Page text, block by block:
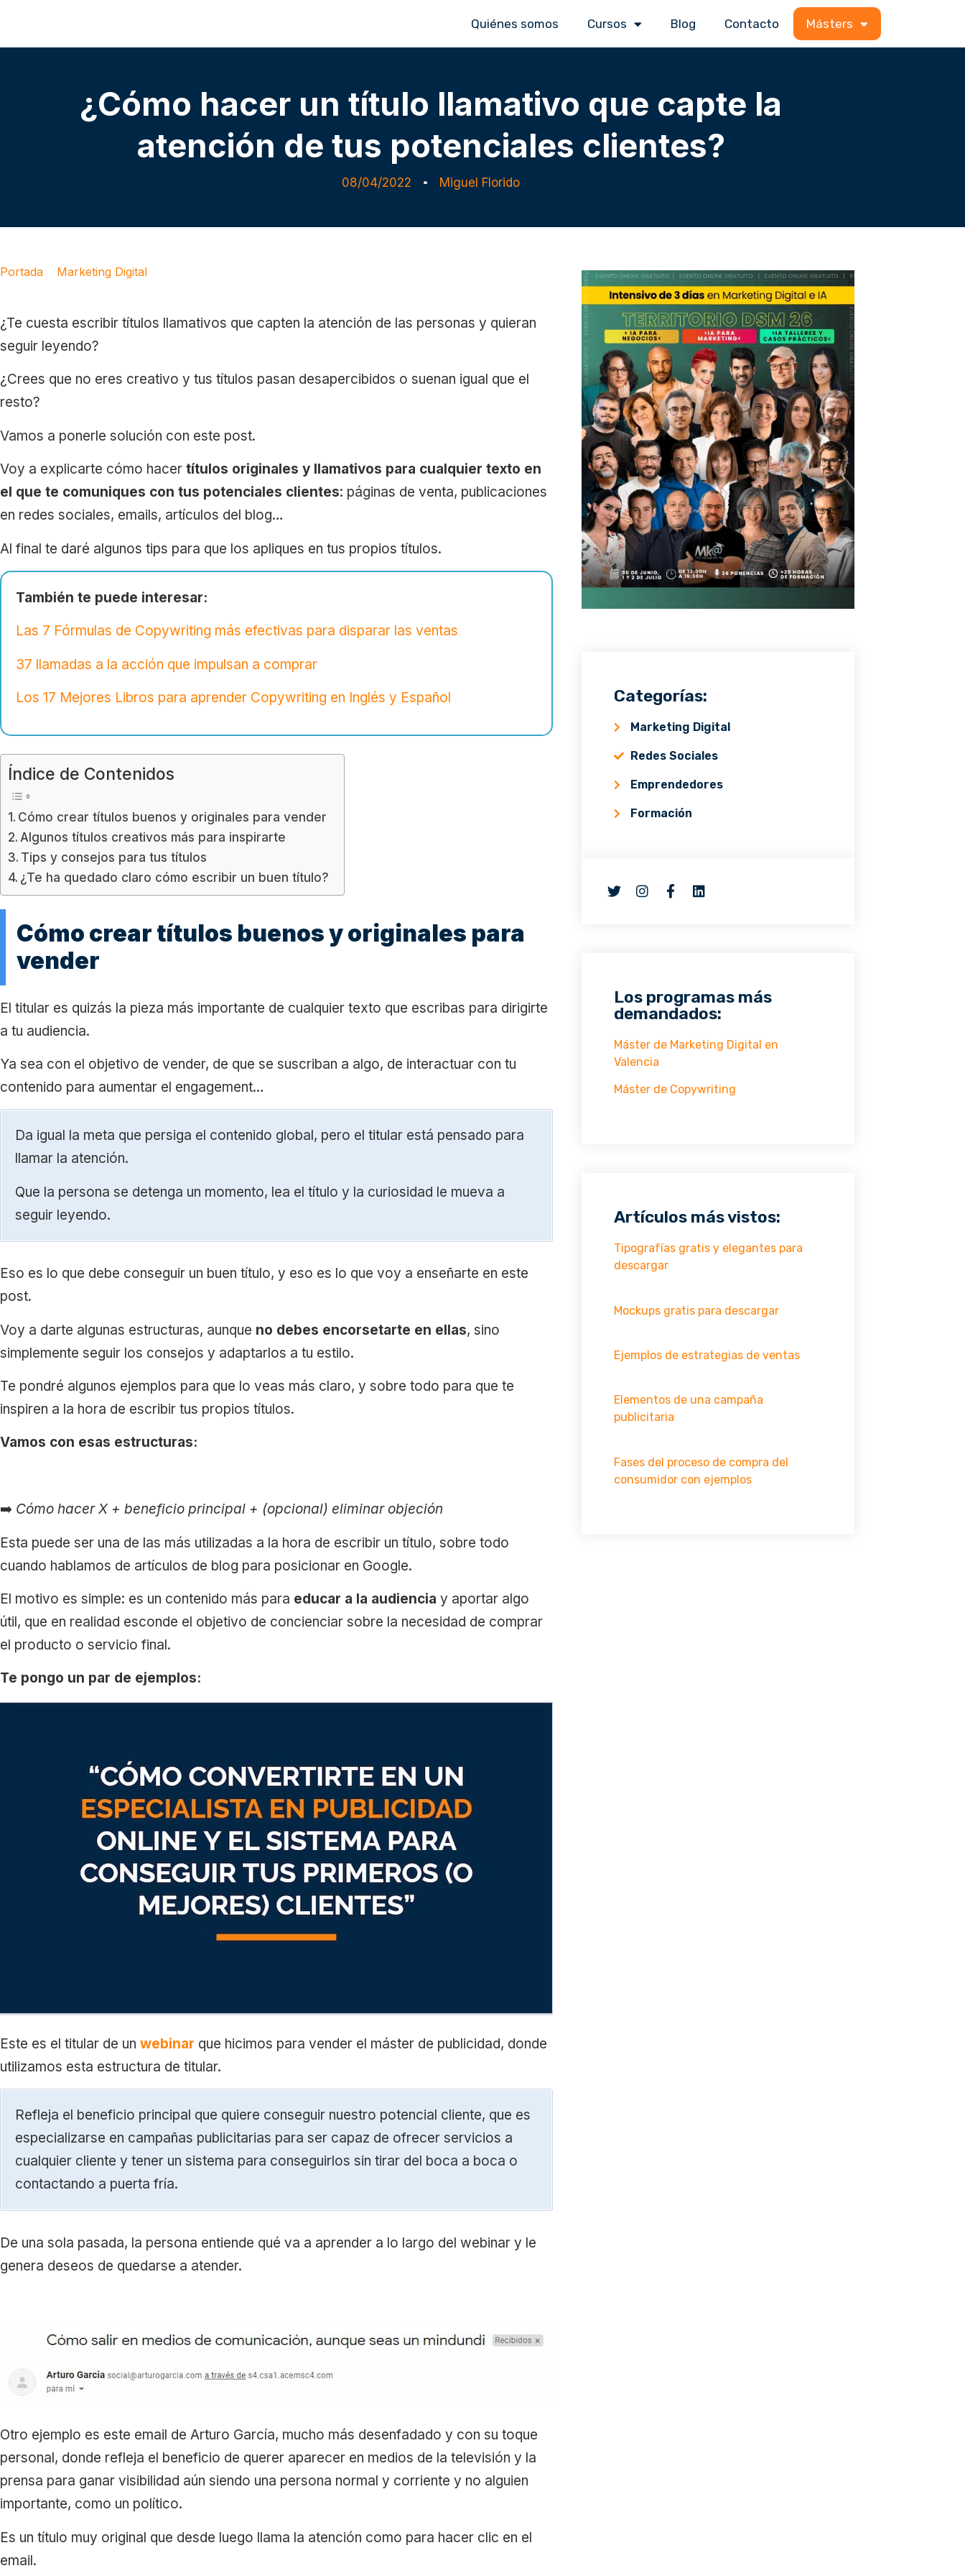
Quiénes somos Cursos Blog Contacto Másters
¿Cómo hacer un título llamativo que capte la
atención de tus potenciales clientes?
08/04/2022 Miguel Florido
Portada Marketing Digital
¿Te cuesta escribir títulos llamativos que capten la atención de las personas y quieran
seguir leyendo?
¿Crees que no eres creativo y tus títulos pasan desapercibidos o suenan igual que el
resto?
Vamos a ponerle solución con este post.
Voy a explicarte cómo hacer títulos originales y llamativos para cualquier texto en
el que te comuniques con tus potenciales clientes: páginas de venta, publicaciones
en redes sociales, emails, artículos del blog…
Al final te daré algunos tips para que los apliques en tus propios títulos.
También te puede interesar:
Las 7 Fórmulas de Copywriting más efectivas para disparar las ventas
37 llamadas a la acción que impulsan a comprar
Los 17 Mejores Libros para aprender Copywriting en Inglés y Español
Índice de Contenidos
Cómo crear títulos buenos y originales para vender
Algunos títulos creativos más para inspirarte
Tips y consejos para tus títulos
¿Te ha quedado claro cómo escribir un buen título?
Cómo crear títulos buenos y originales para
vender
El titular es quizás la pieza más importante de cualquier texto que escribas para dirigirte
a tu audiencia.
Ya sea con el objetivo de vender, de que se suscriban a algo, de interactuar con tu
contenido para aumentar el engagement…
Da igual la meta que persiga el contenido global, pero el titular está pensado para
llamar la atención.
Que la persona se detenga un momento, lea el título y la curiosidad le mueva a
seguir leyendo.
Eso es lo que debe conseguir un buen título, y eso es lo que voy a enseñarte en este
post.
Voy a darte algunas estructuras, aunque no debes encorsetarte en ellas, sino
simplemente seguir los consejos y adaptarlos a tu estilo.
Te pondré algunos ejemplos para que lo veas más claro, y sobre todo para que te
inspiren a la hora de escribir tus propios títulos.
Vamos con esas estructuras:
➡️ Cómo hacer X + beneficio principal + (opcional) eliminar objeción
Esta puede ser una de las más utilizadas a la hora de escribir un título, sobre todo
cuando hablamos de artículos de blog para posicionar en Google.
El motivo es simple: es un contenido más para educar a la audiencia y aportar algo
útil, que en realidad esconde el objetivo de concienciar sobre la necesidad de comprar
el producto o servicio final.
Te pongo un par de ejemplos:
Este es el titular de un webinar que hicimos para vender el máster de publicidad, donde
utilizamos esta estructura de titular.
Refleja el beneficio principal que quiere conseguir nuestro potencial cliente, que es
especializarse en campañas publicitarias para ser capaz de ofrecer servicios a
cualquier cliente y tener un sistema para conseguirlos sin tirar del boca a boca o
contactando a puerta fría.
De una sola pasada, la persona entiende qué va a aprender a lo largo del webinar y le
genera deseos de quedarse a atender.
Otro ejemplo es este email de Arturo García, mucho más desenfadado y con su toque
personal, donde refleja el beneficio de querer aparecer en medios de la televisión y la
prensa para ganar visibilidad aún siendo una persona normal y corriente y no alguien
importante, como un político.
Es un título muy original que desde luego llama la atención como para hacer clic en el
email.
Categorías:
Marketing Digital
Redes Sociales
Emprendedores
Formación
Los programas más
demandados:
Máster de Marketing Digital en
Valencia
Máster de Copywriting
Artículos más vistos:
Tipografías gratis y elegantes para
descargar
Mockups gratis para descargar
Ejemplos de estrategias de ventas
Elementos de una campaña
publicitaria
Fases del proceso de compra del
consumidor con ejemplos